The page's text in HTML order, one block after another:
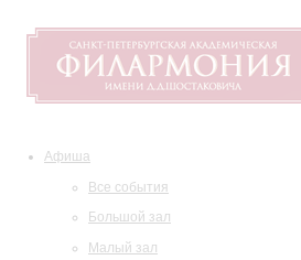
Афиша
Все события
Большой зал
Малый зал